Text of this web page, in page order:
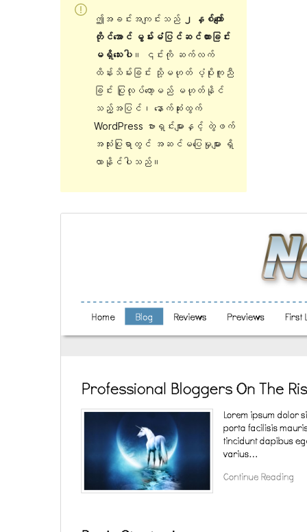
ဤအခင်းအကျင်းသည်
၂ နှစ်ကျော်
တိုင်အောင် မွမ်းမံပြင်ဆင်ထားခြင်း
မရှိသေးပါ။ ၎င်းကို ဆက်လက်
ထိန်းသိမ်းခြင်း သို့မဟုတ် ပံ့ပိုးကူညီ
ခြင်း ပြုလုပ်တော့မည် မဟုတ်နိုင်
သည့်အပြင်၊ နောက်ဆုံးထွက်
WordPress ဗားရှင်းများနှင့် တွဲဖက်
အသုံးပြုရာတွင် အဆင်မပြေမှုများ ရှိ
လာနိုင်ပါသည်။